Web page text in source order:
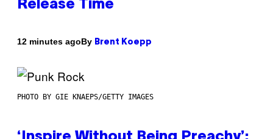
Release Time
12 minutes agoBy Brent Koepp
PHOTO BY GIE KNAEPS/GETTY IMAGES